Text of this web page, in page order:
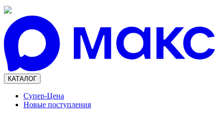
КАТАЛОГ
Супер-Цена
Новые поступления